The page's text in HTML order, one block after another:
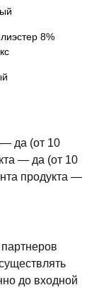
8%
да (от 10
— да (от 10
продукта —
до входной